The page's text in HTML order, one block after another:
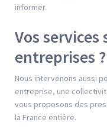
informer.
Vos
entreprises ?
Nous intervenons aussi
entreprise, une
vous proposons des
la France entière.